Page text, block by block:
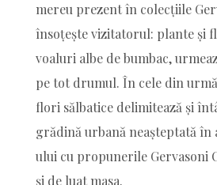
mereu prezent în colecțiile
însoțește vizitatorul: plante și
voaluri albe de bumbac,
pe tot drumul. În cele din
flori sălbatice delimitează și
grădină urbană neașteptată
ului cu propunerile Gervasoni
și de luat masa.